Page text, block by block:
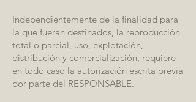
Independientemente de la finalidad para
la que fueran destinados, la reproducción
total o parcial, uso, explotación,
distribución y comercialización, requiere
en todo caso la autorización escrita previa
por parte del RESPONSABLE.